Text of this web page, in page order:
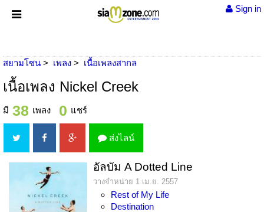
Sign in
สยามโซน เพลง เนื้อเพลงสากล
เนื้อเพลง Nickel Creek
มี 38 เพลง 0 แชร์
ส่งไลน์
อัลบัม A Dotted Line
วางจำหน่าย 1 เม.ย. 2557
Rest of My Life
Destination